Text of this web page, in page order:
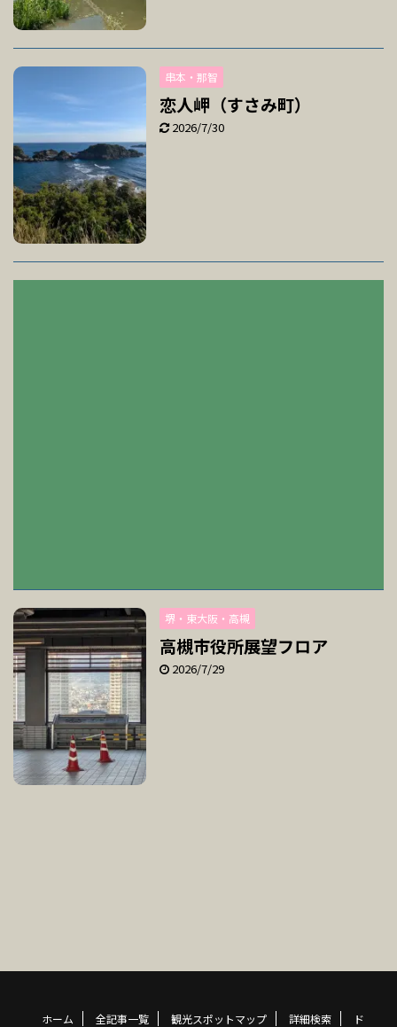
串本・那智
恋人岬（すさみ町）
2026/7/30
堺・東大阪・高槻
高槻市役所展望フロア
2026/7/29
ホーム 全記事一覧 観光スポットマップ 詳細検索 ド